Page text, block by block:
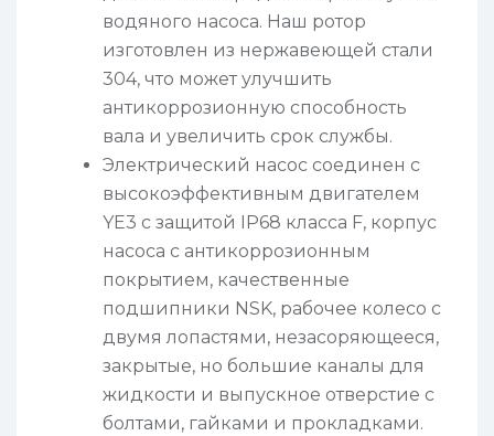
водяного насоса. Наш ротор
изготовлен из нержавеющей стали
304, что может улучшить
антикоррозионную способность
вала и увеличить срок службы.
Электрический насос соединен с
высокоэффективным двигателем
YE3 с защитой IP68 класса F, корпус
насоса с антикоррозионным
покрытием, качественные
подшипники NSK, рабочее колесо с
двумя лопастями, незасоряющееся,
закрытые, но большие каналы для
жидкости и выпускное отверстие с
болтами, гайками и прокладками.